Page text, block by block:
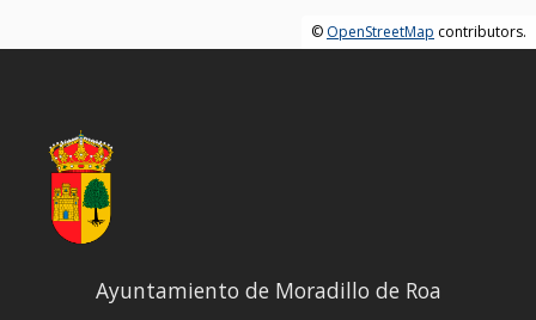
© OpenStreetMap contributors.
Ayuntamiento de Moradillo de Roa